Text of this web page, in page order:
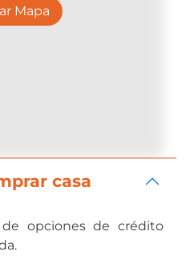
Mapa
casa
opciones de crédito